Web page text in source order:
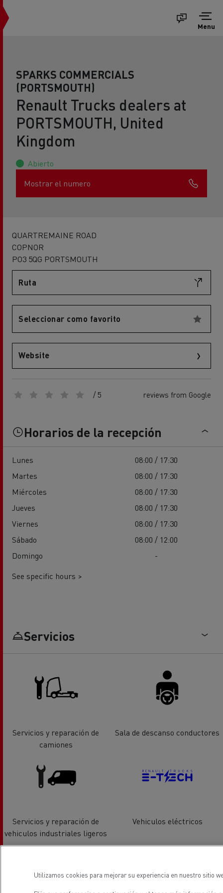
Menu
SPARKS COMMERCIALS
(PORTSMOUTH)
Renault Trucks dealers at
PORTSMOUTH, United
Kingdom
Abierto
Mostrar el numero
QUARTREMAINE ROAD
COPNOR
PO3 5QG PORTSMOUTH
Ruta
Seleccionar como favorito
Website
/ 5 reviews from Google
Horarios de la recepción
Lunes
08:00 / 17:30
Martes
08:00 / 17:30
Miércoles
08:00 / 17:30
Jueves
08:00 / 17:30
Viernes
08:00 / 17:30
Sábado
08:00 / 12:00
Domingo
-
See specific hours >
Servicios
Servicios y reparación de
camiones
Sala de descanso conductores
Servicios y reparación de
vehiculos industriales ligeros
Vehiculos eléctricos
Utilizamos cookies para mejorar su experiencia en nuestro sitio